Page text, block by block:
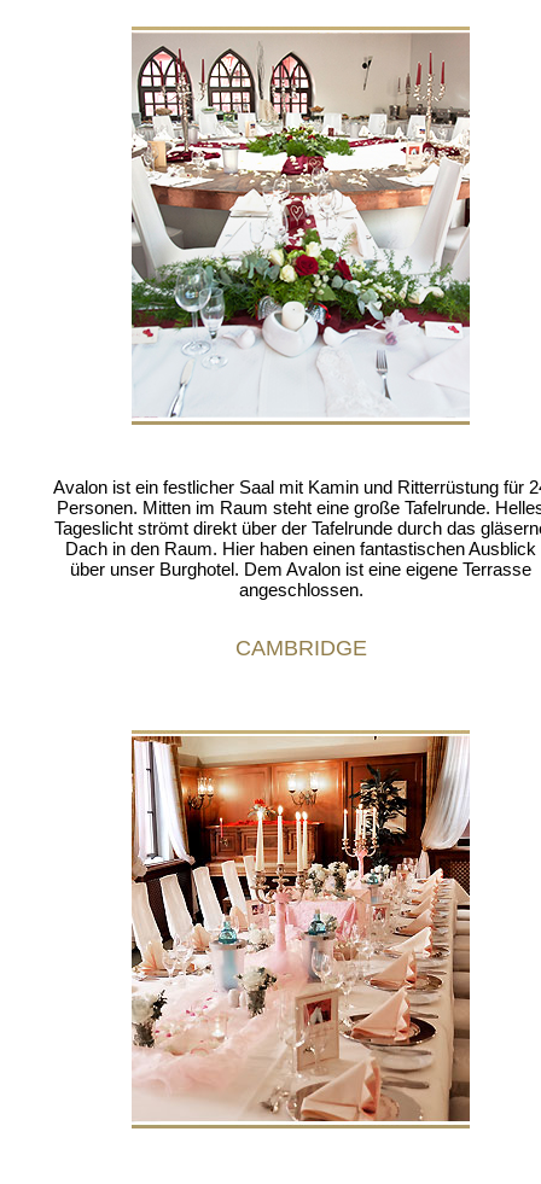
Avalon ist ein festlicher Saal mit Kamin und Ritterrüstung für
Personen. Mitten im Raum steht eine große Tafelrunde.
Tageslicht strömt direkt über der Tafelrunde durch das
Dach in den Raum. Hier haben einen fantastischen Ausblick
über unser Burghotel. Dem Avalon ist eine eigene Terrasse
angeschlossen.
CAMBRIDGE